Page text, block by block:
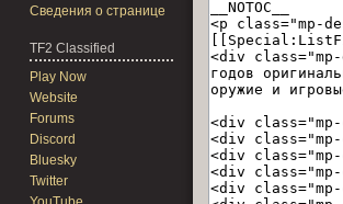
Сведения о странице
TF2 Classified
Play Now
Website
Forums
Discord
Bluesky
Twitter